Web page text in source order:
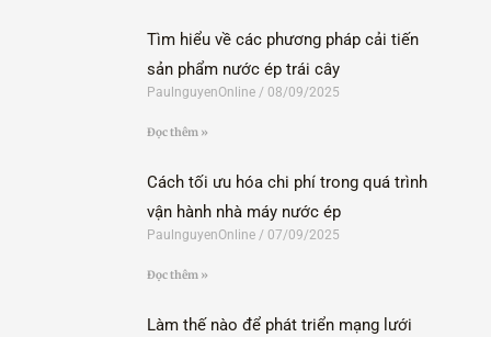
Tìm hiểu về các phương pháp cải tiến
sản phẩm nước ép trái cây
PaulnguyenOnline 08/09/2025
Đọc thêm »
Cách tối ưu hóa chi phí trong quá trình
vận hành nhà máy nước ép
PaulnguyenOnline 07/09/2025
Đọc thêm »
Làm thế nào để phát triển mạng lưới